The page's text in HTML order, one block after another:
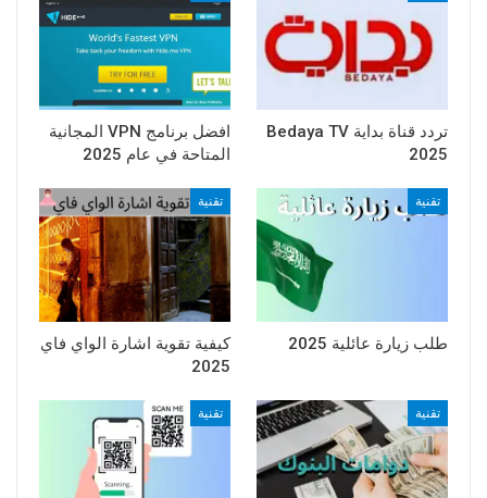
تردد قناة بداية Bedaya TV
2025
افضل برنامج VPN المجانية
المتاحة في عام 2025
تقنية
طلب زيارة عائلية 2025
تقنية
كيفية تقوية اشارة الواي فاي
2025
تقنية تقنية